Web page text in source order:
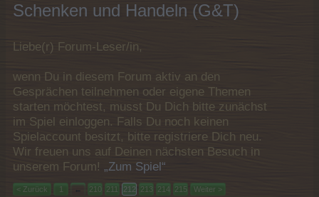
Schenken und Handeln (G&T)
Liebe(r) Forum-Leser/in,
wenn Du in diesem Forum aktiv an den
Gesprächen teilnehmen oder eigene Themen
starten möchtest, musst Du Dich bitte zunächst
im Spiel einloggen. Falls Du noch keinen
Spielaccount besitzt, bitte registriere Dich neu.
Wir freuen uns auf Deinen nächsten Besuch in
unserem Forum! „Zum Spiel“
< Zurück 1 ← 210 211 212 213 214 215 Weiter >